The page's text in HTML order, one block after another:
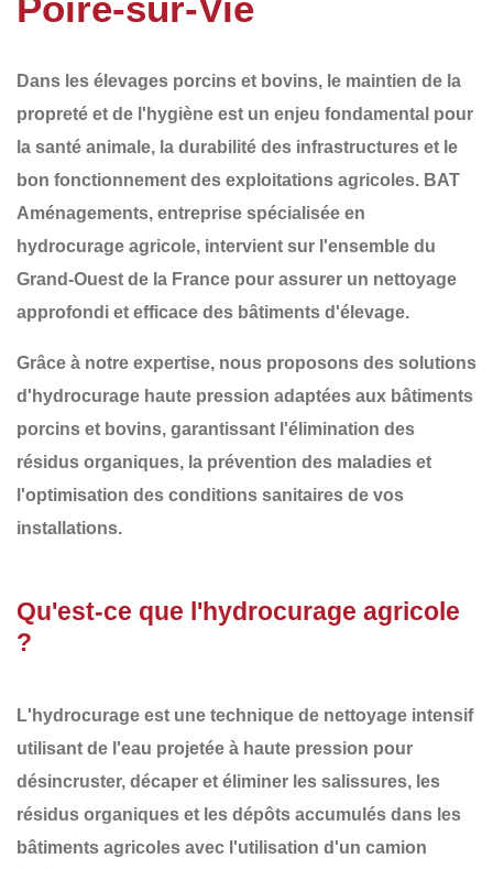
Dans les élevages porcins et bovins, le maintien de la
propreté et de l'hygiène est un enjeu fondamental pour
la santé animale, la durabilité des infrastructures et le
bon fonctionnement des exploitations agricoles. BAT
Aménagements, entreprise spécialisée en
hydrocurage agricole, intervient sur l'ensemble du
Grand-Ouest de la France pour assurer un nettoyage
approfondi et efficace des bâtiments d'élevage.
Grâce à notre expertise, nous proposons des solutions
d' hydrocurage haute pression adaptées aux bâtiments
porcins et bovins, garantissant l'élimination des
résidus organiques, la prévention des maladies et
l'optimisation des conditions sanitaires de vos
installations.
Qu'est-ce que l'hydrocurage agricole
?
L' hydrocurage est une technique de nettoyage intensif
utilisant de l'eau projetée à haute pression pour
désincruster, décaper et éliminer les salissures, les
résidus organiques et les dépôts accumulés dans les
bâtiments agricoles avec l'utilisation d'un camion